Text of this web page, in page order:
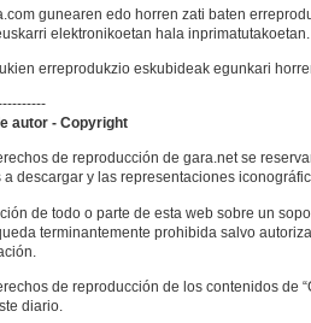
gunearen edo horren zati baten
elektronikoetan hala inprimatutakoetan.
erreprodukzio eskubideak egunkari
autor - Copyright
de reproducción de gara.net se
a descargar y las representaciones
de todo o parte de esta web sobre un
terminantemente prohibida salvo
de reproducción de los contenidos de
diario.